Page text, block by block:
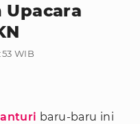
WIB
baru-baru ini